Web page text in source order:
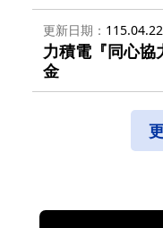
更新日期 115.04.22
力積電『同心協
金